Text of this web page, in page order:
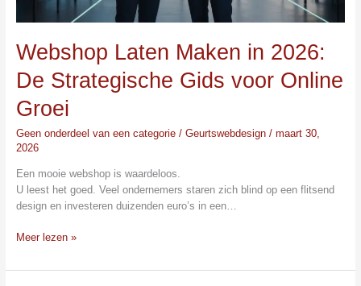
Webshop Laten Maken in 2026:
De Strategische Gids voor Online
Groei
Geen onderdeel van een categorie/ Geurtswebdesign / maart 30,
2026
Een mooie webshop is waardeloos.
U leest het goed. Veel ondernemers staren zich blind op een flitsend
design en investeren duizenden euro’s in een…
Meer lezen »